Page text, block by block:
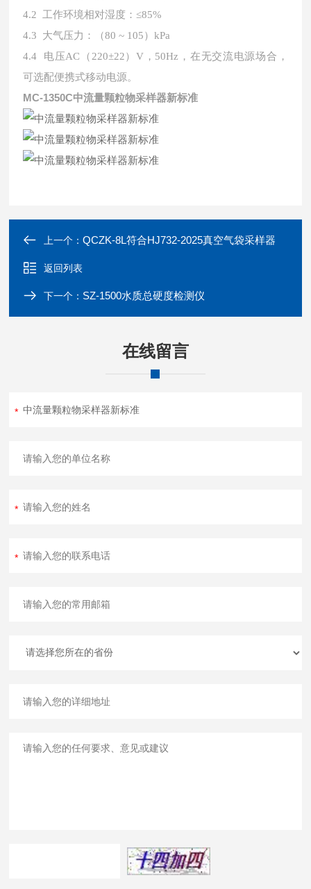
4.2 工作环境相对湿度：≤85%
4.3 大气压力：（80 ~ 105）kPa
4.4 电压AC（220±22）V，50Hz，在无交流电源场合，
可选配便携式移动电源。
MC-1350C中流量颗粒物采样器新标准
上一个：QCZK-8L符合HJ732-2025真空气袋采样器
返回列表
下一个： SZ-1500水质总硬度检测仪
在线留言